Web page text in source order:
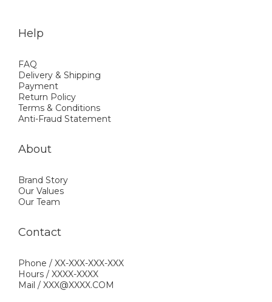
Help
FAQ
Delivery & Shipping
Payment
Return Policy
Terms & Conditions
Anti-Fraud Statement
About
Brand Story
Our Values
Our Team
Contact
Phone / XX-XXX-XXX-XXX
Hours / XXXX-XXXX
Mail / XXX@XXXX.COM